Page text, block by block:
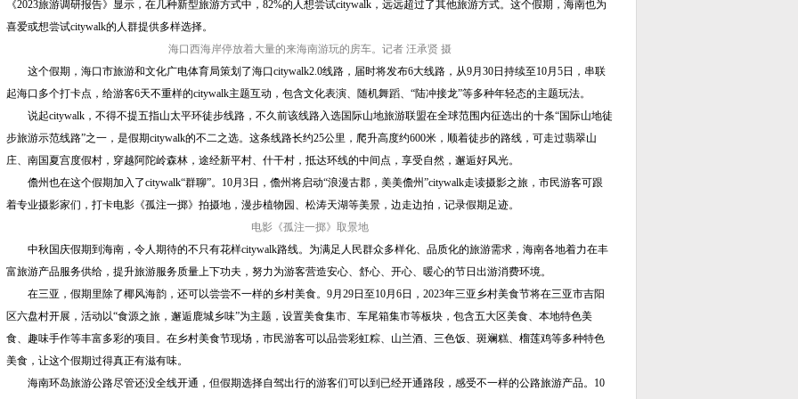
《2023旅游调研报告》显示，在几种新型旅游方式中，82%的人想尝试citywalk，远远超过了其他旅游方式。这个假期，海南也为
喜爱或想尝试citywalk的人群提供多样选择。
海口西海岸停放着大量的来海南游玩的房车。记者 汪承贤 摄
这个假期，海口市旅游和文化广电体育局策划了海口citywalk2.0线路，届时将发布6大线路，从9月30日持续至10月5日，串联
起海口多个打卡点，给游客6天不重样的citywalk主题互动，包含文化表演、随机舞蹈、“陆冲接龙”等多种年轻态的主题玩法。
说起citywalk，不得不提五指山太平环徒步线路，不久前该线路入选国际山地旅游联盟在全球范围内征选出的十条“国际山地徒
步旅游示范线路”之一，是假期citywalk的不二之选。这条线路长约25公里，爬升高度约600米，顺着徒步的路线，可走过翡翠山
庄、南国夏宫度假村，穿越阿陀岭森林，途经新平村、什干村，抵达环线的中间点，享受自然，邂逅好风光。
儋州也在这个假期加入了citywalk“群聊”。10月3日，儋州将启动“浪漫古郡，美美儋州”citywalk走读摄影之旅，市民游客可跟
着专业摄影家们，打卡电影《孤注一掷》拍摄地，漫步植物园、松涛天湖等美景，边走边拍，记录假期足迹。
电影《孤注一掷》取景地
中秋国庆假期到海南，令人期待的不只有花样citywalk路线。为满足人民群众多样化、品质化的旅游需求，海南各地着力在丰
富旅游产品服务供给，提升旅游服务质量上下功夫，努力为游客营造安心、舒心、开心、暖心的节日出游消费环境。
在三亚，假期里除了椰风海韵，还可以尝尝不一样的乡村美食。9月29日至10月6日，2023年三亚乡村美食节将在三亚市吉阳
区六盘村开展，活动以“食源之旅，邂逅鹿城乡味”为主题，设置美食集市、车尾箱集市等板块，包含五大区美食、本地特色美
食、趣味手作等丰富多彩的项目。在乡村美食节现场，市民游客可以品尝彩虹粽、山兰酒、三色饭、斑斓糕、榴莲鸡等多种特色
美食，让这个假期过得真正有滋有味。
海南环岛旅游公路尽管还没全线开通，但假期选择自驾出行的游客们可以到已经开通路段，感受不一样的公路旅游产品。10